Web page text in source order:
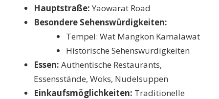
Hauptstraße: Yaowarat Road
Besondere Sehenswürdigkeiten:
Tempel: Wat Mangkon Kamalawat
Historische Sehenswürdigkeiten
Essen: Authentische Restaurants,
Essensstände, Woks, Nudelsuppen
Einkaufsmöglichkeiten: Traditionelle